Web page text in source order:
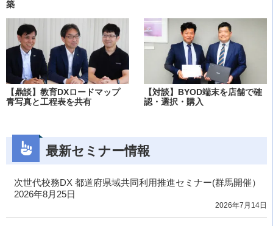
築
【鼎談】教育DXロードマップ
青写真と工程表を共有
【対談】BYOD端末を店舗で確
認・選択・購入
最新セミナー情報
次世代校務DX 都道府県域共同利用推進セミナー(群馬開催）
2026年8月25日
2026年7月14日